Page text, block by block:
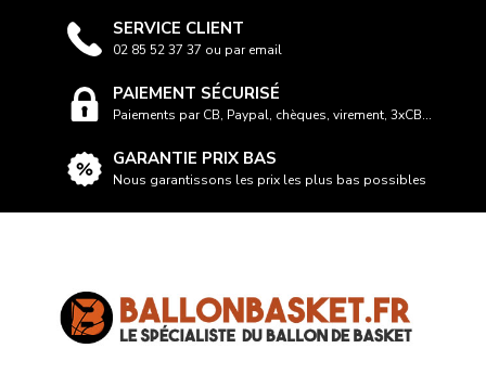
SERVICE CLIENT
02 85 52 37 37 ou par email
PAIEMENT SÉCURISÉ
Paiements par CB, Paypal, chèques, virement, 3xCB...
GARANTIE PRIX BAS
Nous garantissons les prix les plus bas possibles